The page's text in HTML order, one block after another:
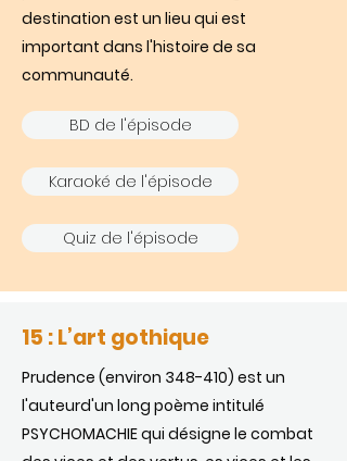
destination est un lieu qui est
important dans l'histoire de sa
communauté.
BD de l'épisode
Karaoké de l'épisode
Quiz de l'épisode
15 : L’art gothique
Prudence (environ 348-410) est un
l'auteurd'un long poème intitulé
PSYCHOMACHIE qui désigne le combat